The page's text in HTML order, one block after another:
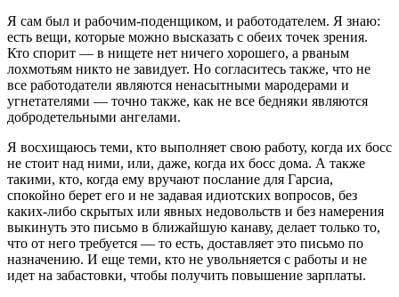
Я сам был и рабочим-поденщиком, и работодателем. Я знаю:
есть вещи, которые можно высказать с обеих точек зрения.
Кто спорит — в нищете нет ничего хорошего, а рваным
лохмотьям никто не завидует. Но согласитесь также, что не
все работодатели являются ненасытными мародерами и
угнетателями — точно также, как не все бедняки являются
добродетельными ангелами.
Я восхищаюсь теми, кто выполняет свою работу, когда их босс
не стоит над ними, или, даже, когда их босс дома. А также
такими, кто, когда ему вручают послание для Гарсиа,
спокойно берет его и не задавая идиотских вопросов, без
каких-либо скрытых или явных недовольств и без намерения
выкинуть это письмо в ближайшую канаву, делает только то,
что от него требуется — то есть, доставляет это письмо по
назначению. И еще теми, кто не увольняется с работы и не
идет на забастовки, чтобы получить повышение зарплаты.